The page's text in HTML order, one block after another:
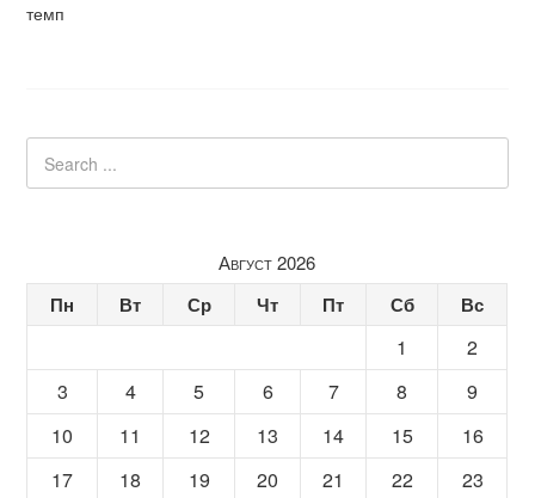
темп
Август 2026
Пн Вт Ср Чт Пт Сб Вс
1
2
3
4 5 6 7 8
9
10
11 12 13 14 15
16
17
18 19 20 21 22
23